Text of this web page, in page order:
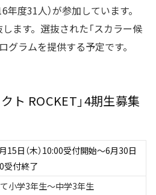
度31人）が参加しています。
ます。選抜された「スカラー候
グラムを提供する予定です。
ト ROCKET」4期生募集
15日（木）10:00受付開始～6月30日
受付終了
小学3年生～中学3年生